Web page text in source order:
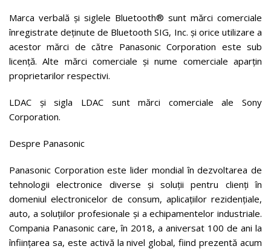
Marca verbală și siglele Bluetooth® sunt mărci comerciale
înregistrate deținute de Bluetooth SIG, Inc. și orice utilizare a
acestor mărci de către Panasonic Corporation este sub
licență. Alte mărci comerciale și nume comerciale aparțin
proprietarilor respectivi.
LDAC și sigla LDAC sunt mărci comerciale ale Sony
Corporation.
Despre Panasonic
Panasonic Corporation este lider mondial în dezvoltarea de
tehnologii electronice diverse și soluții pentru clienți în
domeniul electronicelor de consum, aplicațiilor rezidențiale,
auto, a soluțiilor profesionale și a echipamentelor industriale.
Compania Panasonic care, în 2018, a aniversat 100 de ani la
înființarea sa, este activă la nivel global, fiind prezentă acum